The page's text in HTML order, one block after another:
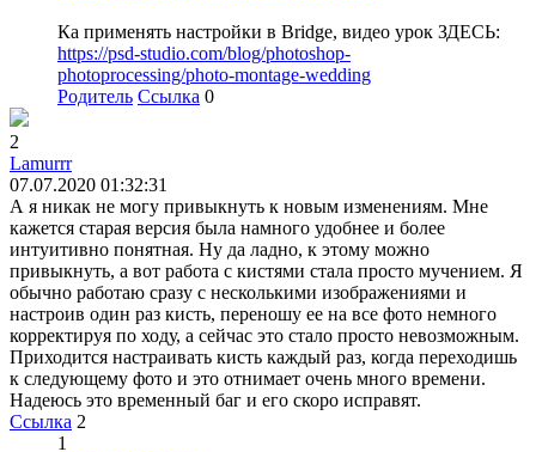
Ка применять настройки в Bridge, видео урок ЗДЕСЬ:
https://psd-studio.com/blog/photoshop-
photoprocessing/photo-montage-wedding
Родитель Ссылка 0
Lamurrr
07.07.2020 01:32:31
А я никак не могу привыкнуть к новым изменениям. Мне
кажется старая версия была намного удобнее и более
интуитивно понятная. Ну да ладно, к этому можно
привыкнуть, а вот работа с кистями стала просто мучением. Я
обычно работаю сразу с несколькими изображениями и
настроив один раз кисть, переношу ее на все фото немного
корректируя по ходу, а сейчас это стало просто невозможным.
Приходится настраивать кисть каждый раз, когда переходишь
к следующему фото и это отнимает очень много времени.
Надеюсь это временный баг и его скоро исправят.
Ссылка 2